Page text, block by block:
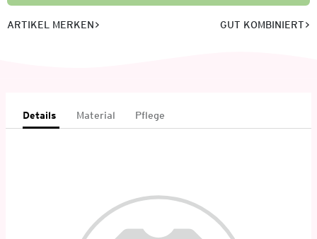
ARTIKEL MERKEN GUT KOMBINIERT
Details Material Pflege